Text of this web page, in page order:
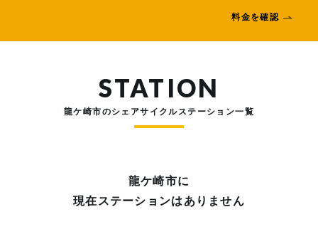
料金を確認
STATION
龍ケ崎市のシェアサイクルステーション一覧
龍ケ崎市に
現在ステーションはありません